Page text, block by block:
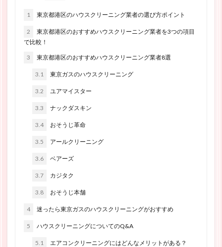
1 東京都港区のハウスクリーニング業者の選び方ポイント
2
東京都港区のおすすめハウスクリーニング業者を3つの項目
で比較！
3 東京都港区のおすすめハウスクリーニング業者8選
3.1 東京ガスのハウスクリーニング
3.2 ユアマイスター
3.3 ナックダスキン
3.4 おそうじ革命
3.5 アールクリーニング
3.6 ベアーズ
3.7 カジタク
3.8 おそうじ本舗
4 迷ったら東京ガスのハウスクリーニングがおすすめ
5 ハウスクリーニングについてのQ&A
5.1 エアコンクリーニングにはどんなメリットがある？